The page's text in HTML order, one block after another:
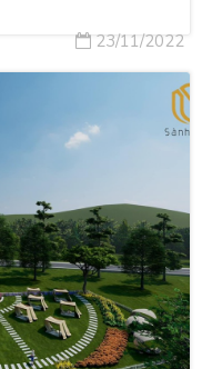
23/11/2022